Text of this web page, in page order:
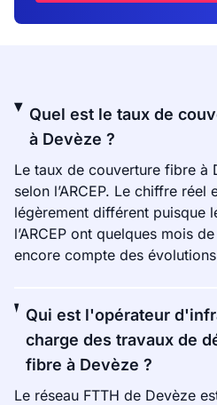
Quel est le taux de
à Devèze ?
Le taux de couverture fibre à
selon l’ARCEP. Le chiffre réel
légèrement différent puisque
l’ARCEP ont quelques mois
encore compte des
Qui est l'opérateur
charge des travaux de
fibre à Devèze ?
Le réseau FTTH de Devèze